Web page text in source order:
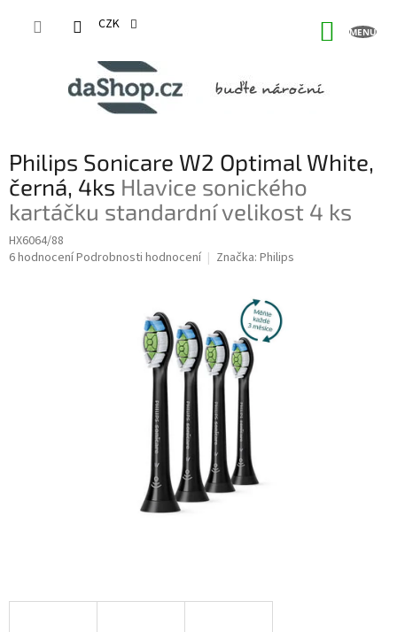
CZK
Philips Sonicare W2 Optimal White,
černá, 4ks Hlavice sonického
kartáčku standardní velikost 4 ks
HX6064/88
Průměrné
6 hodnoceníPodrobnosti hodnocení Značka: Philips